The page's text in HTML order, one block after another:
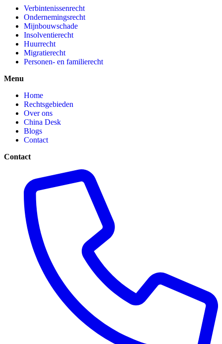
Verbintenissenrecht
Ondernemingsrecht
Mijnbouwschade
Insolventierecht
Huurrecht
Migratierecht
Personen- en familierecht
Menu
Home
Rechtsgebieden
Over ons
China Desk
Blogs
Contact
Contact